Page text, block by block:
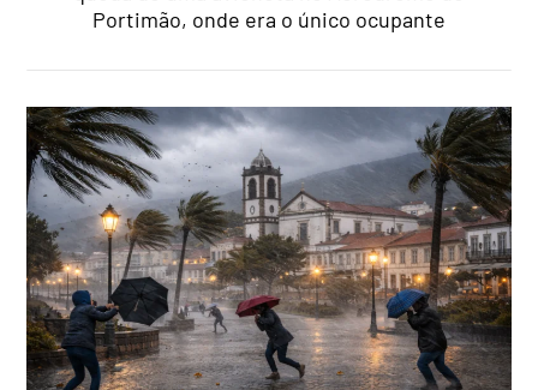
Portimão, onde era o único ocupante